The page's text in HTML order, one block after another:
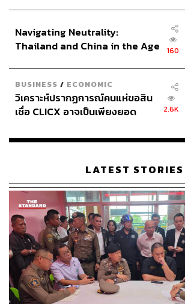
Navigating Neutrality:
Thailand and China in the Age
160
BUSINESS / ECONOMIC
วิเคราะห์ปรากฏการณ์คนแห่ขอสิน
เชื่อ CLICX อาจเป็นเพียงยอด
เรือนไทยที่ถูกซุกไว้
2.6K
LATEST STORIES